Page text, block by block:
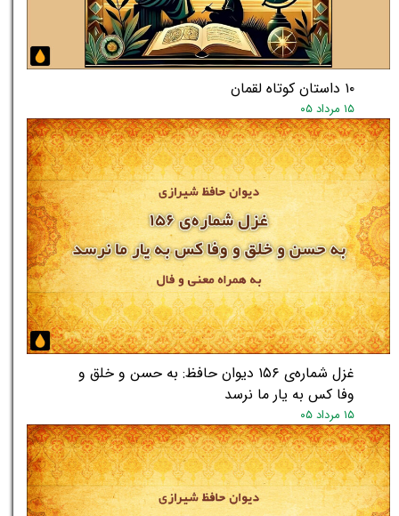
۱۰ داستان کوتاه لقمان
۱۵ مرداد ۰۵
غزل شماره‌ی ۱۵۶ دیوان حافظ: به حسن و خلق و
وفا کس به یار ما نرسد
۱۵ مرداد ۰۵